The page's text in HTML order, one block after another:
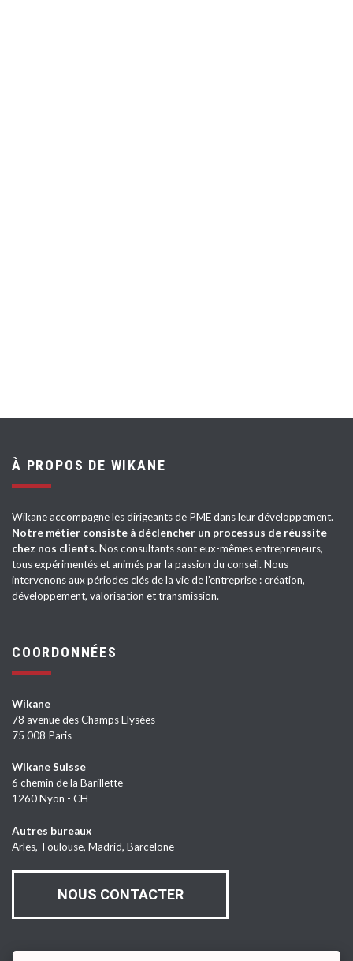
À PROPOS DE WIKANE
Wikane accompagne les dirigeants de PME dans leur développement.
Notre métier consiste à déclencher un processus de réussite
chez nos clients.Nos consultants sont eux-mêmes entrepreneurs,
tous expérimentés et animés par la passion du conseil. Nous
intervenons aux périodes clés de la vie de l’entreprise : création,
développement, valorisation et transmission.
COORDONNÉES
Wikane
78 avenue des Champs Elysées
75 008 Paris
Wikane Suisse
6 chemin de la Barillette
1260 Nyon - CH
Autres bureaux
Arles, Toulouse, Madrid, Barcelone
NOUS CONTACTER